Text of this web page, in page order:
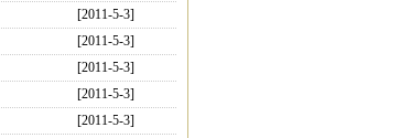
[2011-5-3]
[2011-5-3]
[2011-5-3]
[2011-5-3]
[2011-5-3]